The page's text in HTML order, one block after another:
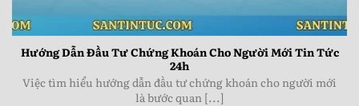
Mới Tin Tức 24h
Hướng Dẫn Đầu Tư Chứng Khoán Cho Người Mới Tin Tức
24h
Việc tìm hiểu hướng dẫn đầu tư chứng khoán cho người mới
là bước quan [...]